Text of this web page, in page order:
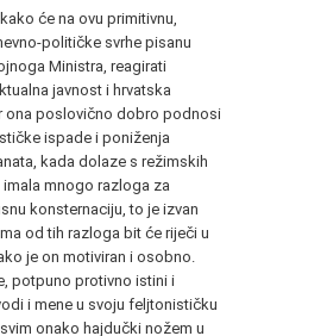
će na ovu primitivnu,
političke svrhe pisanu
Ministra, reagirati
javnost i hrvatska
ona poslovično dobro podnosi
ispade i poniženja
kada dolaze s režimskih
imala mnogo razloga za
konsternaciju, to je izvan
od tih razloga bit će riječi u
je on motiviran i osobno.
potpuno protivno istini i
i mene u svoju feljtonističku
onako hajdučki nožem u